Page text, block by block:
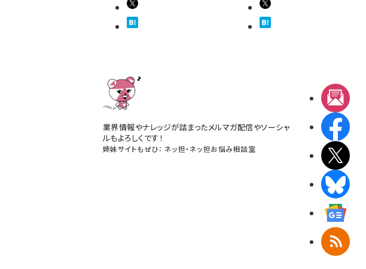
業界情報やナレッジが詰まったメルマガ配信やソーシャ
ルもよろしくです！
姉妹サイトもぜひ： ネッ担・ネッ担お悩み相談室
RSS